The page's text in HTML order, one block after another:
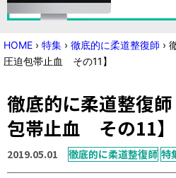
トピック
ニュース
国家試験対策
学会・セミナー情報
HOME › 特集 › 徹底的に柔道整復師 ›
圧迫包帯止血 その11】
徹底的に柔道整復
包帯止血 その11】
2019.05.01 徹底的に柔道整復師 特